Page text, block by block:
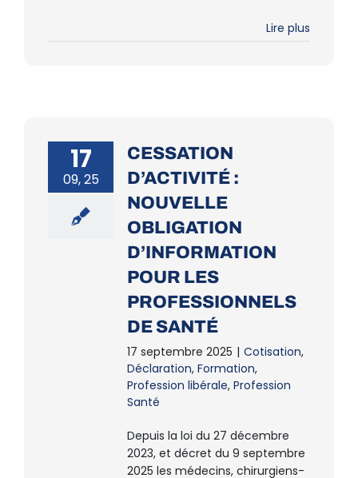
Lire plus
17
09, 25
CESSATION
D’ACTIVITÉ :
NOUVELLE
OBLIGATION
D’INFORMATION
POUR LES
PROFESSIONNELS
DE SANTÉ
17 septembre 2025 | Cotisation,
Déclaration, Formation,
Profession libérale, Profession
Santé
Depuis la loi du 27 décembre
2023, et décret du 9 septembre
2025 les médecins, chirurgiens-